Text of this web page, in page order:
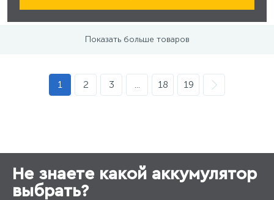
Показать больше товаров
1 2 3 ... 18 19
Не знаете какой аккумулятор
выбрать?